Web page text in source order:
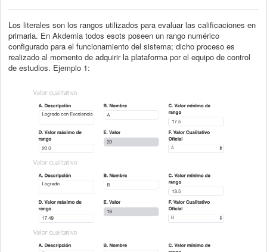
Los literales son los rangos utilizados para evaluar las calificaciones en
primaria. En Akdemia todos esots poseen un rango numérico
configurado para el funcionamiento del sistema; dicho proceso es
realizado al momento de adquirir la plataforma por el equipo de control
de estudios. Ejemplo 1: